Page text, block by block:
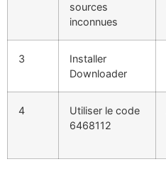
sources
inconnues
3
Installer
Downloader
4
Utiliser le code
6468112